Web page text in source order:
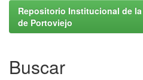
Repositorio Institucional de
de Portoviejo
Buscar